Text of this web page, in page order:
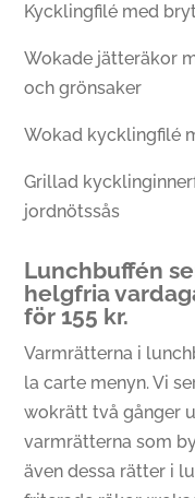
Kycklingfilé med
Wokade jätteräkor
och grönsaker
Wokad kycklingfilé
Grillad
jordnötssås
Lunchbuffén
helgfria
för 155 kr.
Varmrätterna i
la carte menyn. Vi
wokrätt två gånger
varmrätterna som
även dessa rätter i